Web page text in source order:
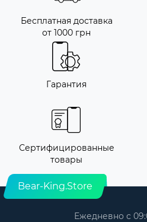
Бесплатная доставка
от 1000 грн
Гарантия
Сертифицированные
товары
Bear-King.Store
Ежедневно с